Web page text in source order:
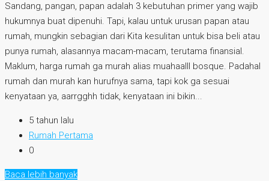
Sandang, pangan, papan adalah 3 kebutuhan primer yang wajib
hukumnya buat dipenuhi. Tapi, kalau untuk urusan papan atau
rumah, mungkin sebagian dari Kita kesulitan untuk bisa beli atau
punya rumah, alasannya macam-macam, terutama finansial.
Maklum, harga rumah ga murah alias muahaalll bosque. Padahal
rumah dan murah kan hurufnya sama, tapi kok ga sesuai
kenyataan ya, aarrgghh tidak, kenyataan ini bikin...
5 tahun lalu
Rumah Pertama
0
Baca lebih banyak